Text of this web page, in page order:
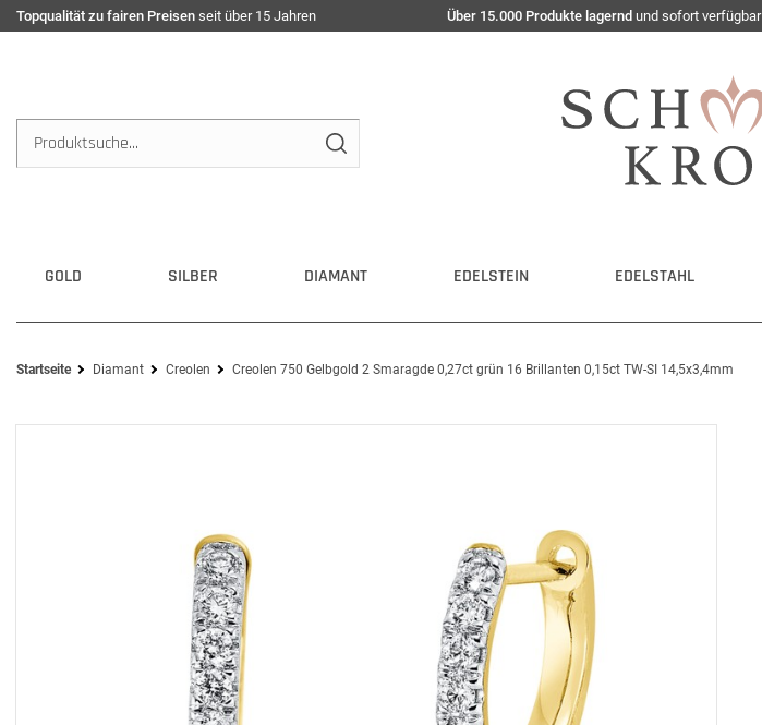
Topqualität zu fairen Preisen seit über 15 Jahren Über 15.000 Produkte lagernd und sofort verfügbar
GOLD SILBER DIAMANT EDELSTEIN EDELSTAHL
Startseite Diamant Creolen Creolen 750 Gelbgold 2 Smaragde 0,27ct grün 16 Brillanten 0,15ct TW-SI 14,5x3,4mm